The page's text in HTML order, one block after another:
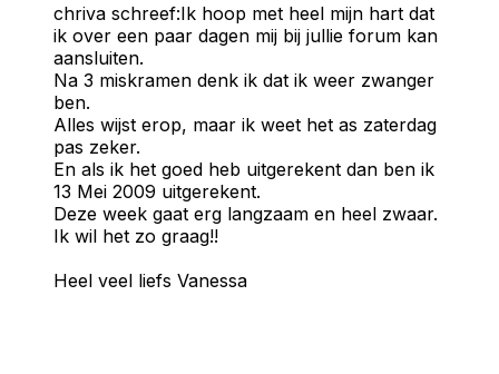
chriva schreef:Ik hoop met heel mijn hart dat
ik over een paar dagen mij bij jullie forum kan
aansluiten.
Na 3 miskramen denk ik dat ik weer zwanger
ben.
Alles wijst erop, maar ik weet het as zaterdag
pas zeker.
En als ik het goed heb uitgerekent dan ben ik
13 Mei 2009 uitgerekent.
Deze week gaat erg langzaam en heel zwaar.
Ik wil het zo graag!!
Heel veel liefs Vanessa